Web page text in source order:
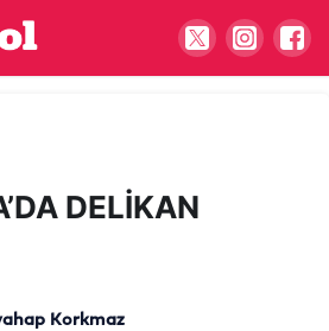
DELİKAN
Korkmaz
AŞİRETİ -2